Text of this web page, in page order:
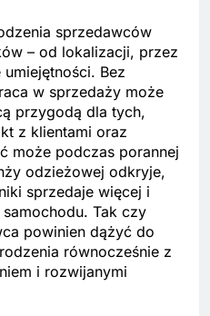
sprzedawców
– od lokalizacji, przez
Bez
w sprzedaży może
przygodą dla tych,
z klientami oraz
może podczas porannej
odzieżowej odkryje,
sprzedaje więcej i
Tak czy
powinien dążyć do
równocześnie z
i rozwijanymi